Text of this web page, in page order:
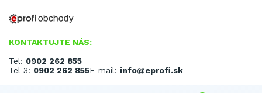
KONTAKTUJTE NÁS:
Tel: 0902 262 855
Tel 3: 0902 262 855E-mail: info@eprofi.sk